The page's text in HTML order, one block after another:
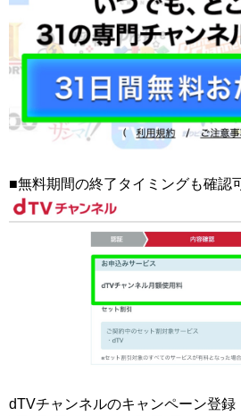
■無料期間の終了タイミングも確認
dTVチャンネルのキャンペーン登録